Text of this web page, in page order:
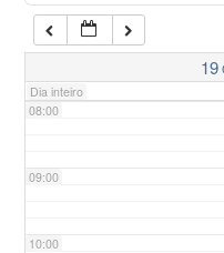
19
Dia inteiro
07:00
08:00
09:00
10:00